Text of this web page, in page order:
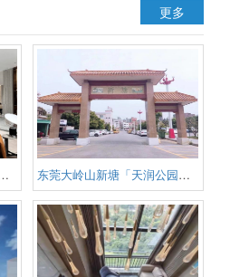
首付3成
更多
现房「云湖国际」 东莞大岭山新塘「天润公园壹号」